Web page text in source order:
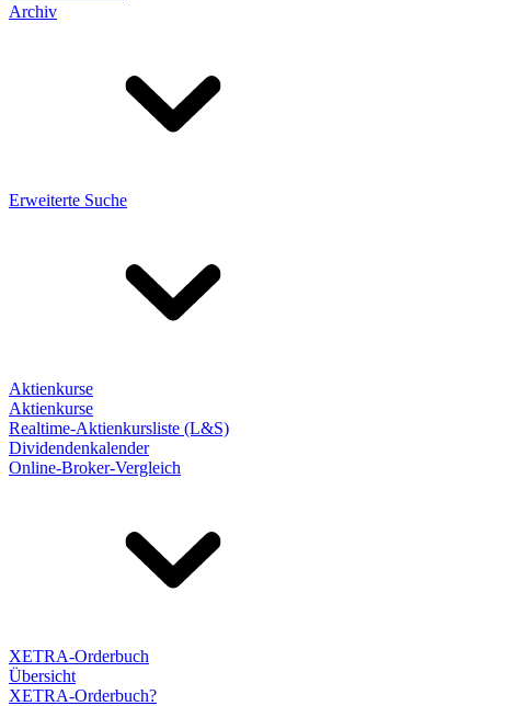
Archiv
Erweiterte Suche
Aktienkurse
Aktienkurse
Realtime-Aktienkursliste (L&S)
Dividendenkalender
Online-Broker-Vergleich
XETRA-Orderbuch
Übersicht
XETRA-Orderbuch?